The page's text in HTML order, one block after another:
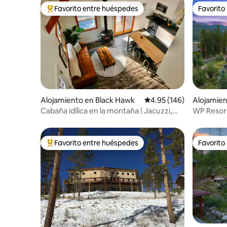
Favorito entre huéspedes preferido
Favorito entre huéspedes
Alojamiento en Black Hawk Calificación promedio:
4.95 (146)
Cabaña idílica en la montaña | Jacuzzi,
WP
Favorito entre huéspedes preferido
Favorito entre huéspedes